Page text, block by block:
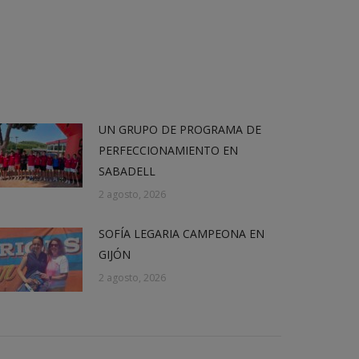
UN GRUPO DE PROGRAMA DE
PERFECCIONAMIENTO EN
SABADELL
2 agosto, 2026
SOFÍA LEGARIA CAMPEONA EN
GIJÓN
2 agosto, 2026